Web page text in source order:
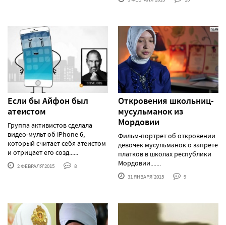
Если бы Айфон был
атеистом
Группа активистов сделала
видео-мульт об iPhone 6,
который считает себя атеистом
и отрицает его созд......
2 ФЕВРАЛЯ'2015 8
Откровения школьниц-
мусульманок из
Мордовии
Фильм-портрет об откровении
девочек мусульманок о запрете
платков в школах республики
Мордовии.......
31 ЯНВАРЯ'2015 9